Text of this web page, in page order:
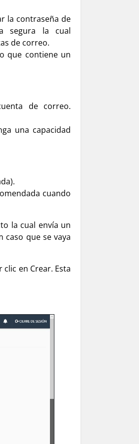
la contraseña de
segura la cual
de correo.
que contiene un
de correo.
una capacidad
cuando
la cual envía un
que se vaya
en Crear. Esta